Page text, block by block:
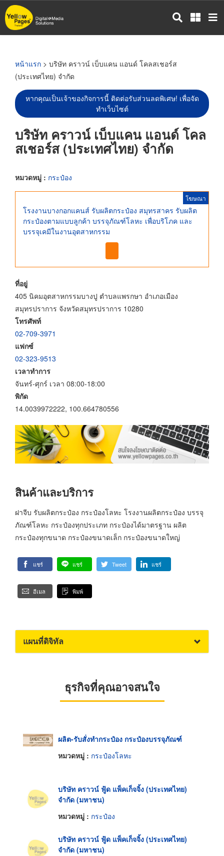
ข้าม
ไป
หน้าแรก > บริษัท คราวน์ เบ็บแคน แอนด์ โคลสเชอร์ส
(ประเทศไทย) จำกัด
หากคุณเป็นเจ้าของกิจการนี้ ติดต่อรับส่วนลดพิเศษ! เพื่อจัด
ทำเว็บไซต์
บริษัท คราวน์ เบ็บแคน แอนด์ โคล
สเชอร์ส (ประเทศไทย) จำกัด
หมวดหมู่ : กระป๋อง
โฆษณา
โรงงานบางกอกแคนส์ รับผลิตกระป๋อง สมุทรสาคร รับผลิต
กระป๋องตามแบบลูกค้า บรรจุภัณฑ์โลหะ เพื่อบริโภค และ
บรรจุเคมีในงานอุตสาหกรรม
ที่อยู่
405 นิคมอุตสาหกรรมบางปู ตำบลแพรกษา อำเภอเมือง
สมุทรปราการ จังหวัดสมุทรปราการ 10280
โทรศัพท์
02-709-3971
แฟกซ์
02-323-9513
เวลาทำการ
จันทร์-ศุกร์ เวลา 08:00-18:00
พิกัด
14.0039972222, 100.664780556
สินค้าและบริการ
ฝาจีบ รับผลิตกระป๋อง กระป๋องโลหะ โรงงานผลิตกระป๋อง บรรจุ
ภัณฑ์โลหะ กระป๋องทุกประเภท กระป๋องได้มาตรฐาน ผลิต
กระป๋องทุกขนาด กระป๋องขนาดเล็ก กระป๋องขนาดใหญ่
แชร์ แชร์ Tweet แชร์
อีเมล พิมพ์
แผนที่ดิจิทัล
ธุรกิจที่คุณอาจสนใจ
ผลิต-รับสั่งทำกระป๋อง กระป๋องบรรจุภัณฑ์
หมวดหมู่ : กระป๋องโลหะ
บริษัท คราวน์ ฟู้ด แพ็คเก็จจิ้ง (ประเทศไทย)
จำกัด (มหาชน)
หมวดหมู่ : กระป๋อง
บริษัท คราวน์ ฟู้ด แพ็คเก็จจิ้ง (ประเทศไทย)
จำกัด (มหาชน)